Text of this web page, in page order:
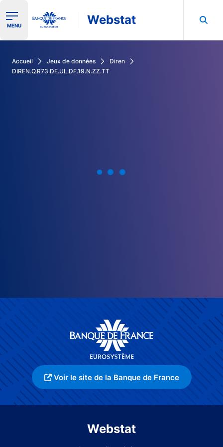
Ouvrir le menu de navigation
MENU Webstat
Accueil Jeux de données
Diren
DIREN.Q.R73.DE.UL.DF.19.N.ZZ.TT
Voir le site de la Banque de France
Webstat